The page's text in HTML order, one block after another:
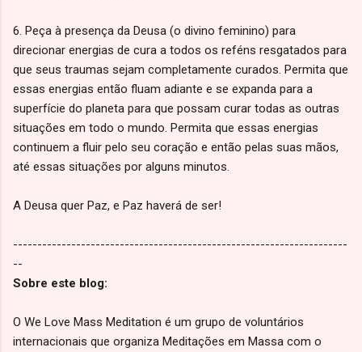
6. Peça à presença da Deusa (o divino feminino) para
direcionar energias de cura a todos os reféns resgatados para
que seus traumas sejam completamente curados. Permita que
essas energias então fluam adiante e se expanda para a
superfície do planeta para que possam curar todas as outras
situações em todo o mundo. Permita que essas energias
continuem a fluir pelo seu coração e então pelas suas mãos,
até essas situações por alguns minutos.
A Deusa quer Paz, e Paz haverá de ser!
---------------------------------------------------------------------
--
Sobre este blog:
O We Love Mass Meditation é um grupo de voluntários
internacionais que organiza Meditações em Massa com o